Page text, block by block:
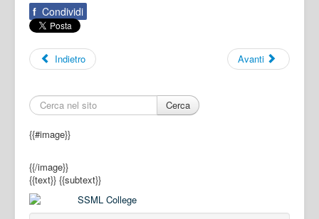
f Condividi
Indietro Avanti
Cerca
{{#image}}
{{/image}}
{{text}} {{subtext}}